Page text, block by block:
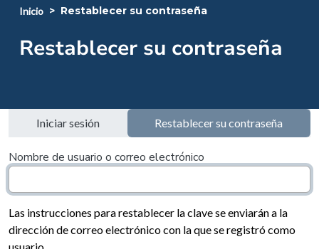
inicio restablecer su contraseña
Restablecer su contraseña
Solapas principales
Iniciar sesión Restablecer su contraseña
Nombre de usuario o correo electrónico
Las instrucciones para restablecer la clave se enviarán a la
dirección de correo electrónico con la que se registró como